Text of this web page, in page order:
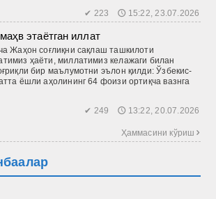
✔ 223 🕔 15:22, 23.07.2026
этаётган иллат
Жаҳон соғлиқни сақлаш ташкилоти
ҳаёти, миллатимиз келажаги билан
бир маълумотни эълон қилди: Ўзбекис­
ёшли аҳолининг 64 фоизи ортиқча вазнга
✔ 249 🕔 13:22, 20.07.2026
Ҳаммасини кўриш 